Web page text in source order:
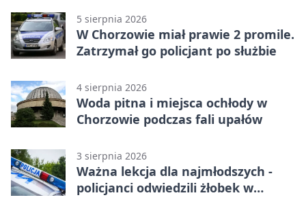
5 sierpnia 2026
W Chorzowie miał prawie 2 promile.
Zatrzymał go policjant po służbie
4 sierpnia 2026
Woda pitna i miejsca ochłody w
Chorzowie podczas fali upałów
3 sierpnia 2026
Ważna lekcja dla najmłodszych -
policjanci odwiedzili żłobek w